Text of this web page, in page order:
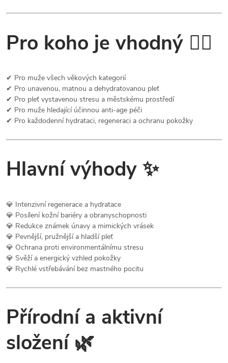
Pro koho je vhodný 💆‍♂️
✔ Pro muže všech věkových kategorií
✔ Pro unavenou, matnou a dehydratovanou pleť
✔ Pro pleť vystavenou stresu a městskému prostředí
✔ Pro muže hledající účinnou anti-age péči
✔ Pro každodenní hydrataci, regeneraci a ochranu pokožky
Hlavní výhody ✨
💎 Intenzivní regenerace a hydratace
💎 Posílení kožní bariéry a obranyschopnosti
💎 Redukce známek únavy a mimických vrásek
💎 Pevnější, pružnější a hladší pleť
💎 Ochrana proti environmentálnímu stresu
💎 Svěží a energický vzhled pokožky
💎 Rychlé vstřebávání bez mastného pocitu
Přírodní a aktivní
složení 🌿